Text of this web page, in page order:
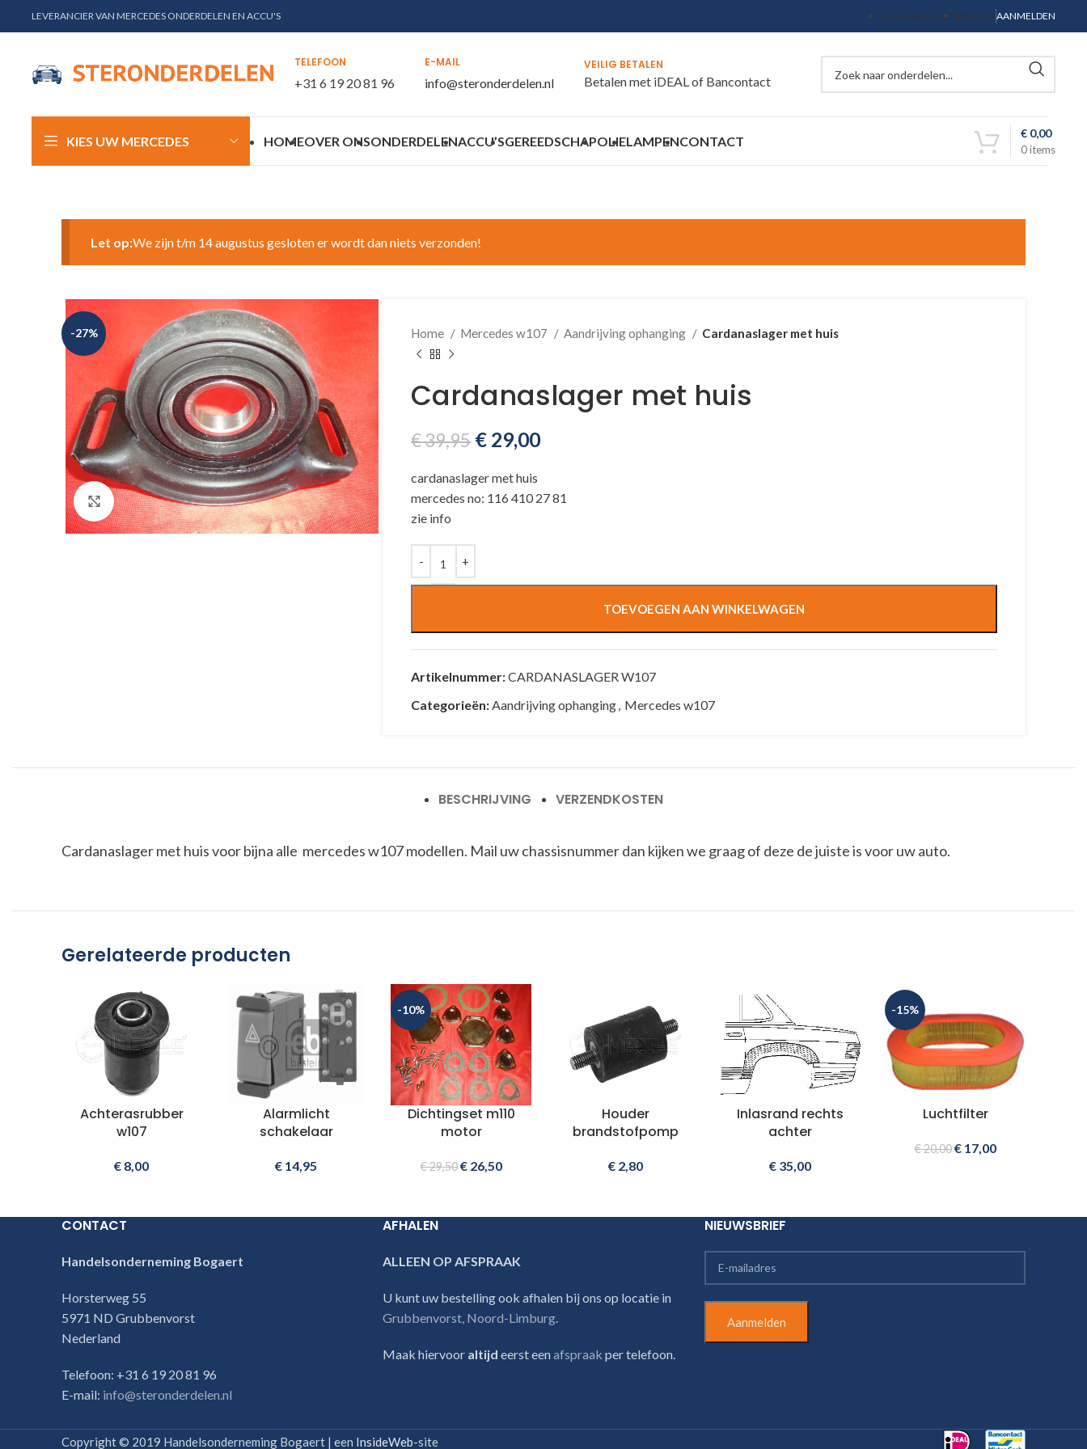
LEVERANCIER VAN MERCEDES ONDERDELEN EN ACCU'S VOORWAARDENPRIVACYAANMELDEN
TELEFOON
+31 6 19 20 81 96
E-MAIL
info@steronderdelen.nl
VEILIG BETALEN
Betalen met iDEAL of Bancontact
KIES UW MERCEDES HOMEOVER ONSONDERDELENACCU’SGEREEDSCHAPOLIELAMPENCONTACT
0items
€ 0,00
Let op:We zijn t/m 14 augustus gesloten er wordt dan niets verzonden!
-27%
Klik voor vergroting
Home Mercedes w107 Aandrijving ophanging Cardanaslager met huis
Cardanaslager met huis
€39,95 € 29,00
cardanaslager met huis
mercedes no: 116 410 27 81
zie info
TOEVOEGEN AAN WINKELWAGEN
Artikelnummer:CARDANASLAGER W107
Categorieën: Aandrijving ophanging Mercedes w107
BESCHRIJVING VERZENDKOSTEN
Cardanaslager met huis voor bijna alle mercedes w107 modellen. Mail uw chassisnummer dan kijken we graag of deze de juiste is voor uw auto.
Gerelateerde producten
Achterasrubber
w107
€ 8,00
Alarmlicht
schakelaar
€ 14,95
-10%
Dichtingset m110
motor
€29,50€26,50
Houder
brandstofpomp
€ 2,80
Inlasrand rechts
achter
€ 35,00
-15%
Luchtfilter
€20,00€17,00
CONTACT
Handelsonderneming Bogaert
Horsterweg 55
5971 ND Grubbenvorst
Nederland
Telefoon: +31 6 19 20 81 96
E-mail: info@steronderdelen.nl
AFHALEN
ALLEEN OP AFSPRAAK
U kunt uw bestelling ook afhalen bij ons op locatie in
Grubbenvorst, Noord-Limburg
Maak hiervoor altijd eerst eenafspraak per telefoon.
NIEUWSBRIEF
Copyright © 2019 Handelsonderneming Bogaert | een InsideWeb-site